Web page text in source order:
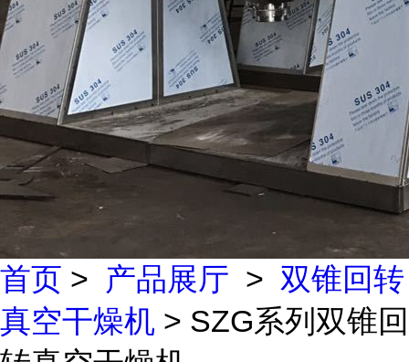
首页 > 产品展厅 > 双锥回转
真空干燥机 > SZG系列双锥回